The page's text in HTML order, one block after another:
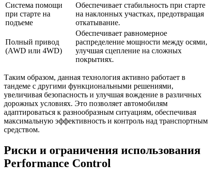
Система помощи
при старте на
подъеме
Обеспечивает стабильность при старте
на наклонных участках, предотвращая
откатывание.
Полный привод
(AWD или 4WD)
Обеспечивает равномерное
распределение мощности между осями,
улучшая сцепление на сложных
покрытиях.
Таким образом, данная технология активно работает в
тандеме с другими функциональными решениями,
увеличивая безопасность и улучшая вождение в различных
дорожных условиях. Это позволяет автомобилям
адаптироваться к разнообразным ситуациям, обеспечивая
максимальную эффективность и контроль над транспортным
средством.
Риски и ограничения использования
Performance Control